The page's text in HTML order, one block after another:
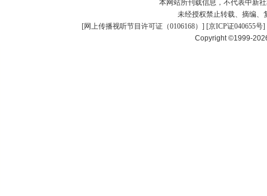
本网站所刊载信息，不代表中新
未经授权禁止转载、摘编、
[网上传播视听节目许可证（0106168） ] [京ICP证040655号]
Copyright ©1999-